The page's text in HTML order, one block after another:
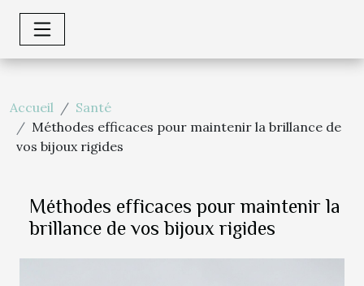
Accueil
Santé
Méthodes efficaces pour maintenir la brillance de
vos bijoux rigides
Méthodes efficaces pour maintenir la
brillance de vos bijoux rigides